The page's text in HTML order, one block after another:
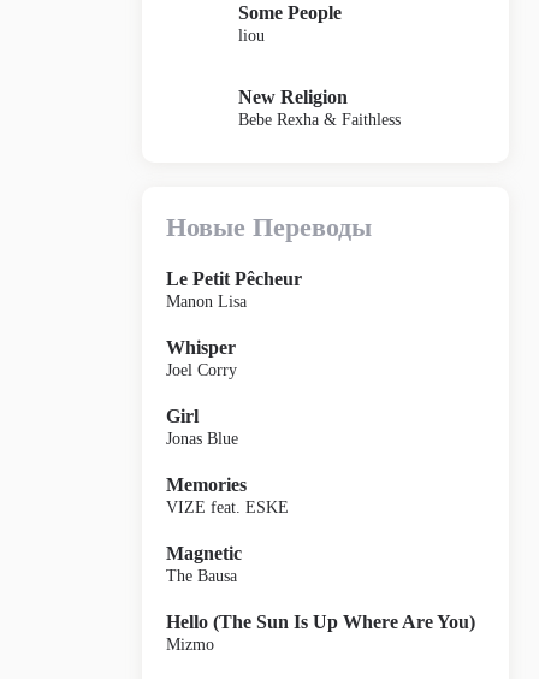
Some People
liou
New Religion
Bebe Rexha & Faithless
Новые Переводы
Le Petit Pêcheur
Manon Lisa
Whisper
Joel Corry
Girl
Jonas Blue
Memories
VIZE feat. ESKE
Magnetic
The Bausa
Hello (The Sun Is Up Where Are You)
Mizmo